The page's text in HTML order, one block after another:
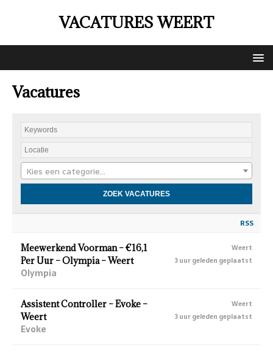
VACATURES WEERT
Vacatures
Kies een categorie…
RSS
Meewerkend Voorman – €16,1
Per Uur – Olympia – Weert
Olympia
Weert
3 uur geleden geplaatst
Assistent Controller – Evoke –
Weert
Evoke
Weert
3 uur geleden geplaatst